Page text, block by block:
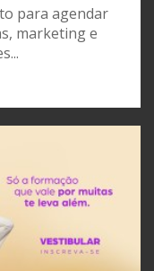
para agendar
marketing e